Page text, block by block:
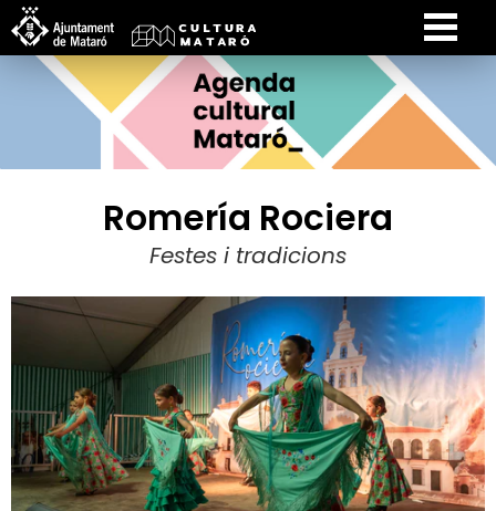
Romería Rociera
Festes i tradicions